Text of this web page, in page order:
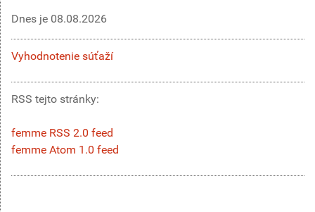
Dnes je 08.08.2026
Vyhodnotenie súťaží
RSS tejto stránky:
femme RSS 2.0 feed
femme Atom 1.0 feed